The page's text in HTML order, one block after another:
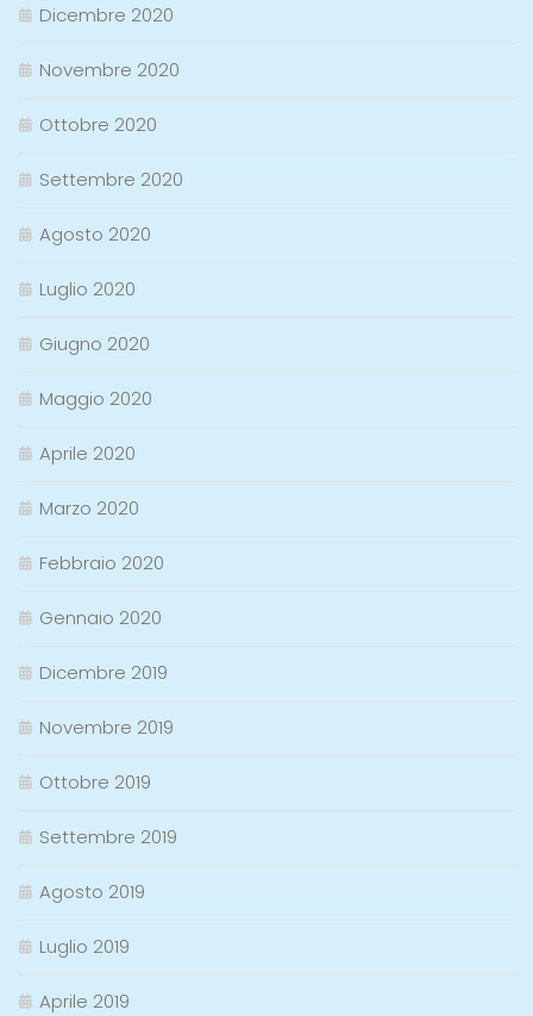
Dicembre 2020
Novembre 2020
Ottobre 2020
Settembre 2020
Agosto 2020
Luglio 2020
Giugno 2020
Maggio 2020
Aprile 2020
Marzo 2020
Febbraio 2020
Gennaio 2020
Dicembre 2019
Novembre 2019
Ottobre 2019
Settembre 2019
Agosto 2019
Luglio 2019
Aprile 2019